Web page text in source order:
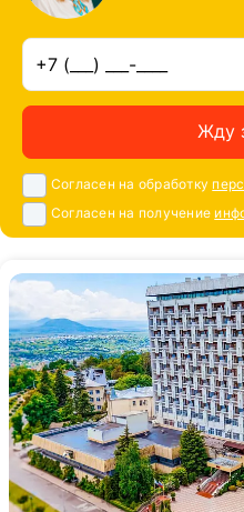
Жду
Согласен на обработку
Согласен на получение